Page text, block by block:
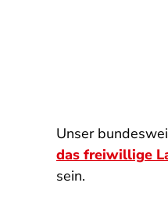
Unser
das freiwillige
sein.